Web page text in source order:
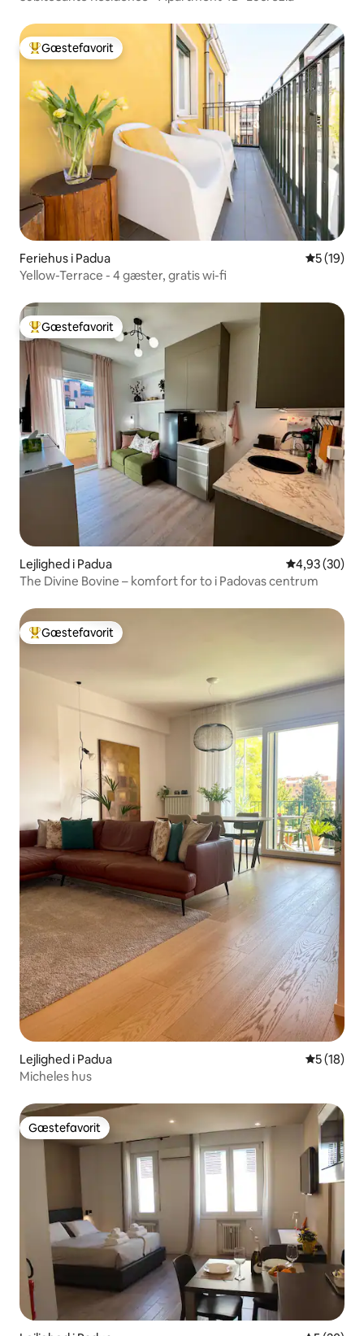
Bedste gæstefavorit
Gæstefavorit
Feriehus i Padua 5 ud af 5 i
5 (19)
Yellow-Terrace - 4 gæster, gratis wi-fi
Bedste gæstefavorit
Gæstefavorit
Lejlighed i Padua 4,93 ud af 5 i
4,93 (30)
The Divine Bovine – komfort for to i Padovas centrum
Bedste gæstefavorit
Gæstefavorit
Lejlighed i Padua 5 ud af 5 i
5 (18)
Micheles hus
Gæstefavorit
Gæstefavorit